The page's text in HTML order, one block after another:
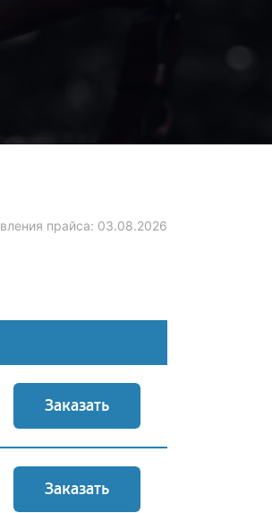
прайса: 03.08.2026
Заказать
Заказать